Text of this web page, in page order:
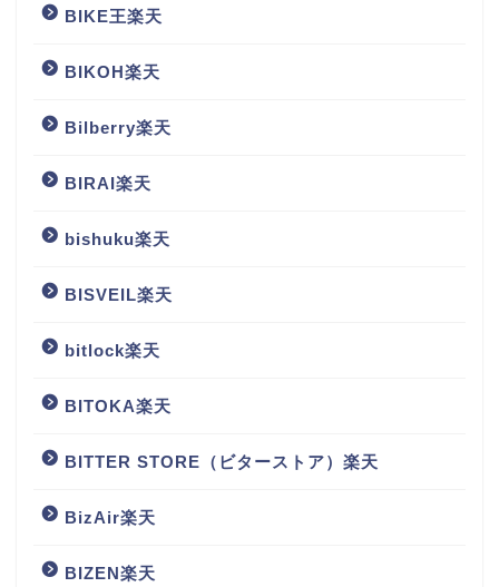
BIKE王楽天
BIKOH楽天
Bilberry楽天
BIRAI楽天
bishuku楽天
BISVEIL楽天
bitlock楽天
BITOKA楽天
BITTER STORE（ビターストア）楽天
BizAir楽天
BIZEN楽天